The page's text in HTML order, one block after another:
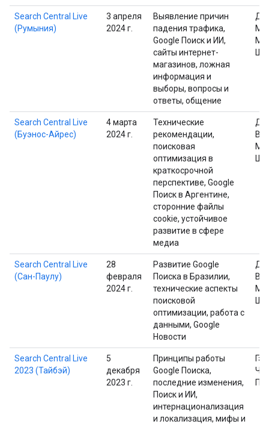
Search Central Live
(Румыния)
3 апреля
2024 г.
Выявление причин
падения трафика,
Google Поиск и ИИ,
сайты интернет-
магазинов, ложная
информация и
выборы, вопросы и
ответы, общение
Search Central Live
(Буэнос-Айрес)
4 марта
2024 г.
Технические
рекомендации,
поисковая
оптимизация в
краткосрочной
перспективе, Google
Поиск в Аргентине,
сторонние файлы
cookie, устойчивое
развитие в сфере
медиа
Search Central Live
(Сан-Паулу)
28
февраля
2024 г.
Развитие Google
Поиска в Бразилии,
технические аспекты
поисковой
оптимизации, работа с
данными, Google
Новости
Search Central Live
2023 (Тайбэй)
5
декабря
2023 г.
Принципы работы
Google Поиска,
последние изменения,
Поиск и ИИ,
интернационализация
и локализация, мифы и